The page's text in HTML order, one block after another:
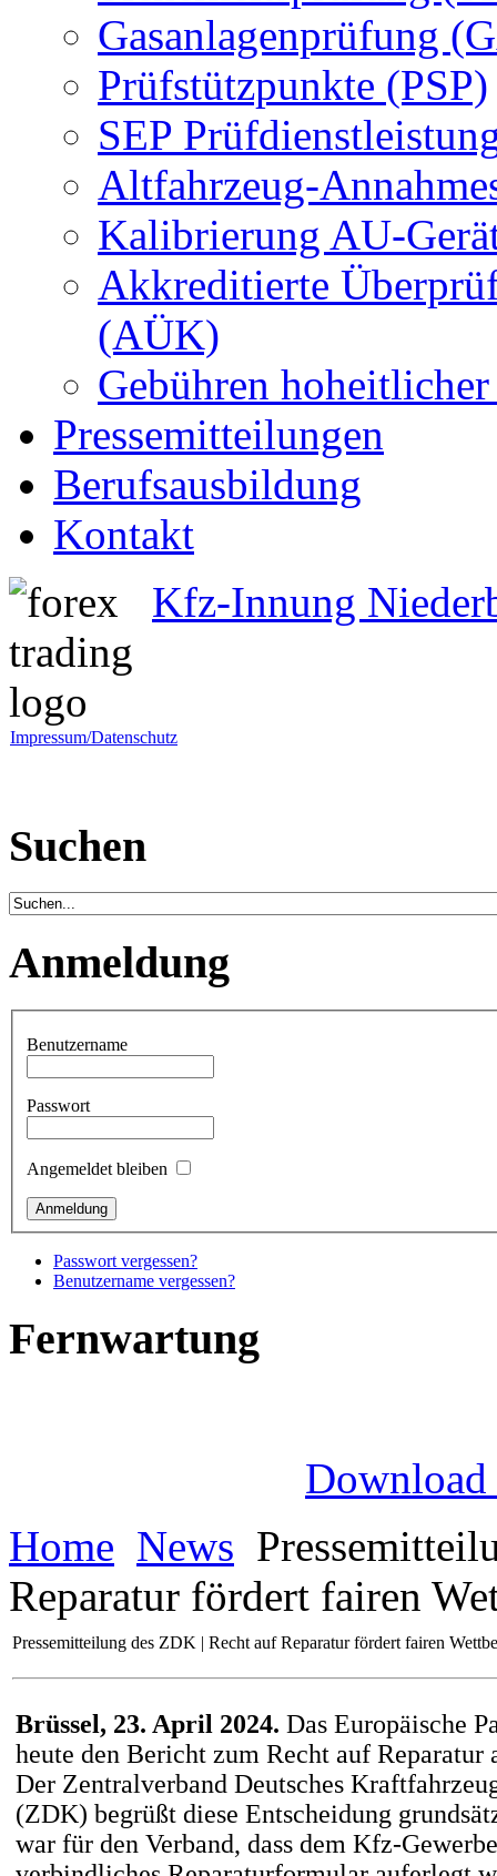
Gasanlagenprüfung
Prüfstützpunkte (PSP)
SEP
Altfahrzeug-
Kalibrierung AU-
Akkreditierte
(AÜK)
Gebühren
Pressemitteilungen
Berufsausbildung
Kontakt
Kfz-Innung
Impressum/Datenschutz
Suchen
Anmeldung
Benutzername
Passwort
Angemeldet bleiben
Passwort vergessen?
Benutzername vergessen?
Fernwartung
Download
Home News
Reparatur fördert fairen
Pressemitteilung des ZDK | Recht auf Reparatur fördert fairen
Brüssel, 23. April 2024. Das Europäische
heute den Bericht zum Recht auf Reparatur
Der Zentralverband Deutsches
(ZDK) begrüßt diese Entscheidung
war für den Verband, dass dem Kfz-